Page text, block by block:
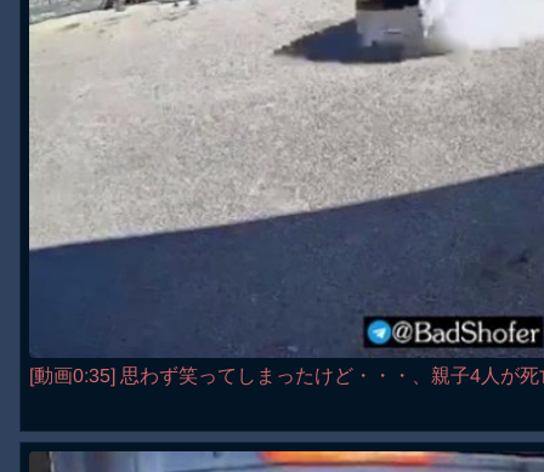
[動画0:35] 思わず笑ってしまったけど・・・、親子4人が